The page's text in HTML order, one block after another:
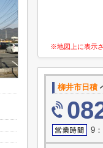
※地図上に表示
柳井市日積
9